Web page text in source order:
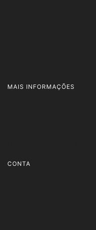
MAIS INFORMAÇÕES
CONTA